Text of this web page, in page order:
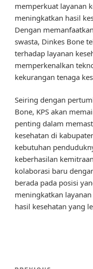
memperkuat layanan
meningkatkan hasil
Dengan
swasta, Dinkes Bone
terhadap layanan
memperkenalkan
kekurangan tenaga
Seiring dengan
Bone, KPS akan
penting dalam
kesehatan di
kebutuhan
keberhasilan
kolaborasi baru
berada pada posisi
meningkatkan
hasil kesehatan yang